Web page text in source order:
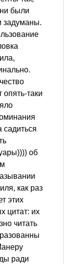
были
задуманы.
опять-таки
садиться
об
как раз
этих
цитат: их
читать
ради